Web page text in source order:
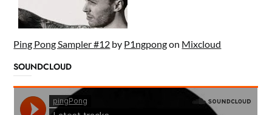
Ping Pong Sampler #12 by P1ngpongon Mixcloud
SOUNDCLOUD